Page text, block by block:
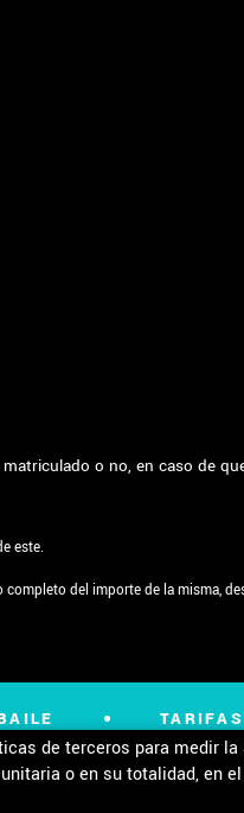
o no, en caso de
este.
del importe de la misma,
de terceros para medir
o en su totalidad, en